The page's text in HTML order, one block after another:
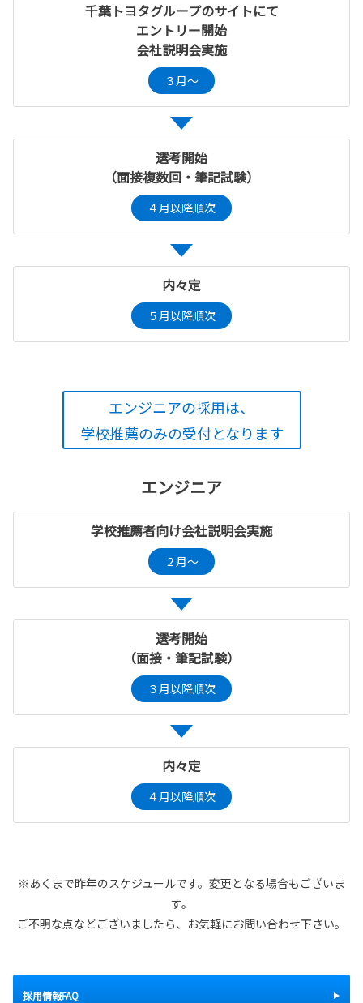
千葉トヨタグループのサイトにて
エントリー開始
会社説明会実施
３月～
選考開始
（面接複数回・筆記試験）
４月以降順次
内々定
５月以降順次
エンジニアの採用は、
学校推薦のみの受付となります
エンジニア
学校推薦者向け会社説明会実施
２月～
選考開始
（面接・筆記試験）
３月以降順次
内々定
４月以降順次
※あくまで昨年のスケジュールです。変更となる場合もございま
す。
ご不明な点などございましたら、お気軽にお問い合わせ下さい。
採用情報FAQ